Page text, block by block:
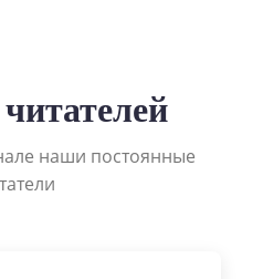
наши постоянные